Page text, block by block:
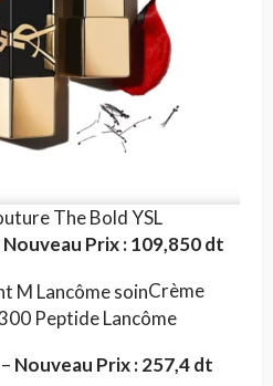
The Bold YSL
Nouveau Prix : 109,850 dt
Crème
Peptide Lancôme
Nouveau Prix : 257,4 dt